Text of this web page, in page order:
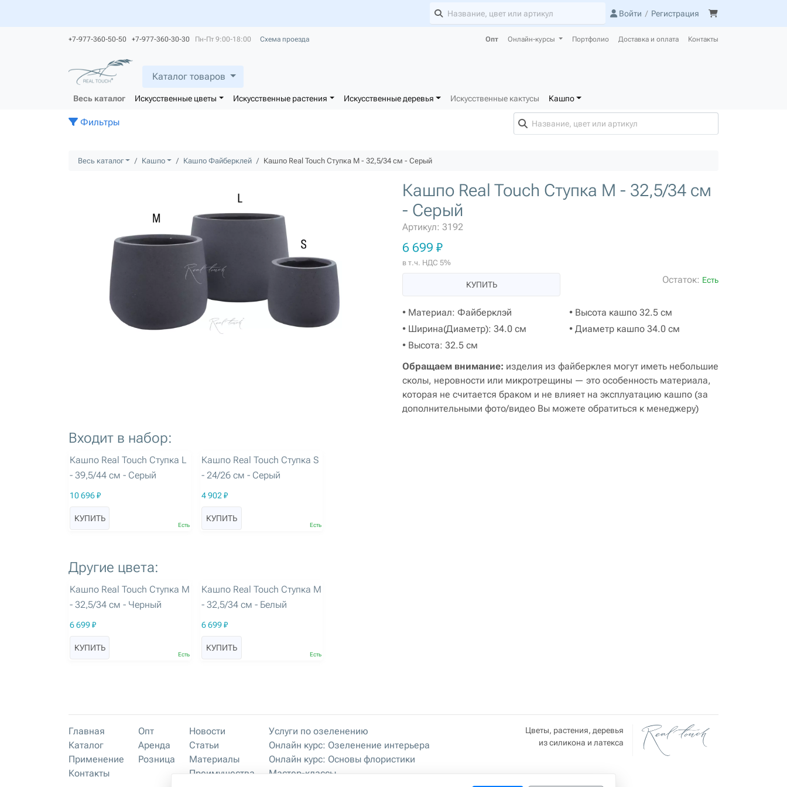
Войти / Регистрация
+7-977-360-50-50 +7-977-360-30-30 Пн-Пт 9:00-18:00 Схема проезда Опт Онлайн-курсы Портфолио Доставка и оплата Контакты
Каталог товаров
Весь каталог Искусственные цветы Искусственные растения Искусственные деревья Искусственные кактусы Кашпо
Фильтры
Весь каталог Кашпо Кашпо Файберклей Кашпо Real Touch Ступка M - 32,5/34 см - Серый
Кашпо Real Touch Ступка M - 32,5/34 см
- Серый
Артикул: 3192
6 699 ₽
в т.ч. НДС 5%
КУПИТЬ Остаток: Есть
• Материал: Файберклэй
• Ширина(Диаметр): 34.0 см
• Высота: 32.5 см
• Высота кашпо 32.5 см
• Диаметр кашпо 34.0 см
Обращаем внимание: изделия из файберклея могут иметь небольшие
сколы, неровности или микротрещины — это особенность материала,
которая не считается браком и не влияет на эксплуатацию кашпо (за
дополнительными фото/видео Вы можете обратиться к менеджеру)
Входит в набор:
артикул: 3189
Кашпо Real Touch Ступка L
- 39,5/44 см - Серый
10 696 ₽
КУПИТЬ
Есть
Кашпо Real Touch Ступка S
- 24/26 см - Серый
4 902 ₽
КУПИТЬ
Есть
Другие цвета:
артикул: 3191
Кашпо Real Touch Ступка M
- 32,5/34 см - Черный
6 699 ₽
КУПИТЬ
Есть
Кашпо Real Touch Ступка M
- 32,5/34 см - Белый
6 699 ₽
КУПИТЬ
Есть
Главная
Каталог
Применение
Контакты
Опт
Аренда
Розница
Новости
Статьи
Материалы
Преимущества
Услуги по озеленению
Онлайн курс: Озеленение интерьера
Онлайн курс: Основы флористики
Мастер-классы
Цветы, растения, деревья
из силикона и латекса